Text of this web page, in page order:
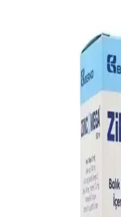
Balık yağı, omega-3
inflamasyon üzerinde olumlu
Krill Yağı Markaları
Kalite, Faydalar ve
Krill yağı, omega-3 ve
doğal takviyedir. Marka ve
saflaştırma yöntemleri önemli
Omega-3 Balık Yağı
Zaman ve Kullanım